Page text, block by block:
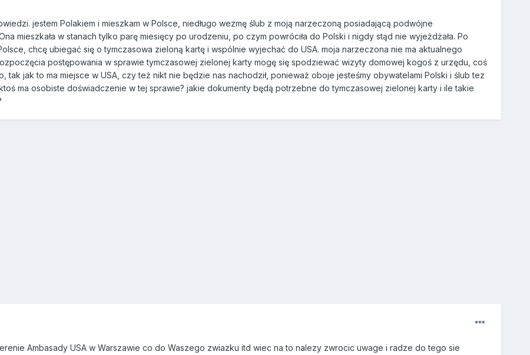
jestem Polakiem i mieszkam w Polsce, niedługo wezmę ślub z moją narzeczoną posiadającą podwójne
mieszkała w stanach tylko parę miesięcy po urodzeniu, po czym powróciła do Polski i nigdy stąd nie wyjeżdżała. Po
chcę ubiegać się o tymczasowa zieloną kartę i wspólnie wyjechać do USA. moja narzeczona nie ma aktualnego
postępowania w sprawie tymczasowej zielonej karty mogę się spodziewać wizyty domowej kogoś z urzędu, coś
tak jak to ma miejsce w USA, czy też nikt nie będzie nas nachodził, ponieważ oboje jesteśmy obywatelami Polski i ślub tez
ma osobiste doświadczenie w tej sprawie? jakie dokumenty będą potrzebne do tymczasowej zielonej karty i ile takie
Ambasady USA w Warszawie co do Waszego zwiazku itd wiec na to nalezy zwrocic uwage i radze do tego sie